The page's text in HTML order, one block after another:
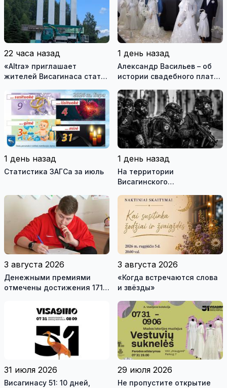
22 часа назад
«Altra» приглашает
жителей Висагинаса стать
обновлённой стелы
1 день назад
Александр Васильев – об
истории свадебного платья
истории моды (видео)
1 день назад
Статистика ЗАГСа за июль
1 день назад
На территории
Висагинского
международные
антитеррористические
учения «Baltic Shadow»
3 августа 2026
Денежными премиями
отмечены достижения 171
трех педагогов
3 августа 2026
«Когда встречаются слова
и звёзды»
31 июля 2026
Висагинасу 51: 10 дней,
29 июля 2026
Не пропустите открытие